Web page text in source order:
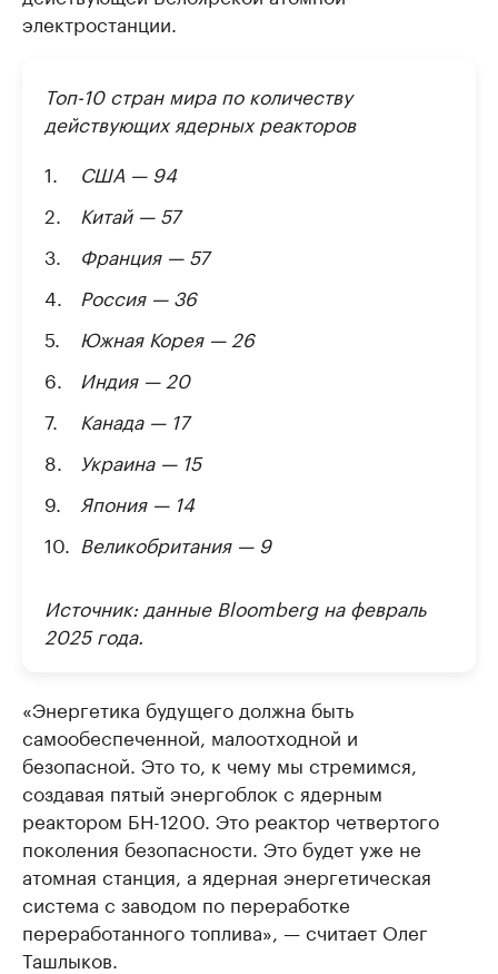
электростанции.
Топ-10 стран мира по количеству
действующих ядерных реакторов
США — 94
Китай — 57
Франция — 57
Россия — 36
Южная Корея — 26
Индия — 20
Канада — 17
Украина — 15
Япония — 14
Великобритания — 9
Источник: данные Bloomberg на февраль
2025 года.
«Энергетика будущего должна быть
самообеспеченной, малоотходной и
безопасной. Это то, к чему мы стремимся,
создавая пятый энергоблок с ядерным
реактором БН-1200. Это реактор четвертого
поколения безопасности. Это будет уже не
атомная станция, а ядерная энергетическая
система с заводом по переработке
переработанного топлива», — считает Олег
Ташлыков.